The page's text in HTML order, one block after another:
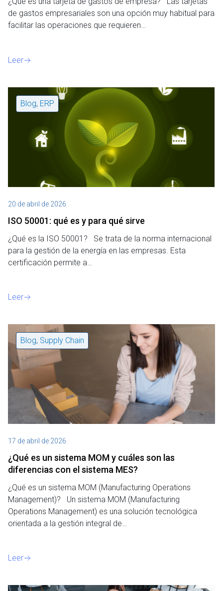
n
t
de gastos empresariales son una opción muy habitual para
facilitar las operaciones que requieren…
Leer
Blog, ERP
20 de abril de 2026
ISO 50001: qué es y para qué sirve
¿Qué es la ISO 50001? Se trata de la norma internacional
para la gestión de la energía en las empresas. Esta
certificación permite a…
Leer
Blog, Supply Chain
17 de abril de 2026
¿Qué es un sistema MOM y cuáles son las
diferencias con el sistema MES?
¿Qué es un sistema MOM (Manufacturing Operations
Management)? Un sistema MOM (Manufacturing
Operations Management) es una solución tecnológica
orientada a la gestión integral de…
Leer